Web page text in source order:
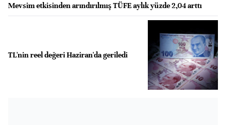
Mevsim etkisinden arındırılmış TÜFE aylık yüzde 2,04 arttı
TL'nin reel değeri Haziran'da geriledi